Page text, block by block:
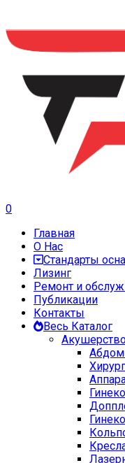
0
Главная
О Нас
Стандарты
Лизинг
Ремонт и
Публикации
Контакты
Весь Каталог